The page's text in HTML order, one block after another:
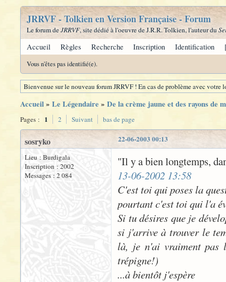
JRRVF - Tolkien en Version Française - Forum
Le forum deJRRVF, site dédié à l'oeuvre de J.R.R. Tolkien, l'auteur du
Accueil Règles Recherche Inscription Identification
Vous n'êtes pas identifié(e).
Bienvenue sur le nouveau forum JRRVF ! En cas de problème avec
Accueil» Le Légendaire » De la crème jaune et des rayons de
Pages : 1 2 Suivant bas de page
22-06-2003 00:13
sosryko
Lieu : Burdigala
Inscription : 2002
Messages : 2 084
"Il y a bien longtemps,
13-06-2002 13:58
C'est toi qui poses la
pourtant c'est toi qui l'a
Si tu désires que je
si j'arrive à trouver le
là, je n'ai vraiment pas
trépigne!)
...à bientôt j'espère